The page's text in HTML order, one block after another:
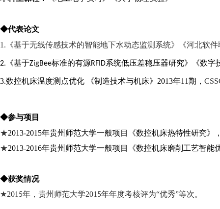
◆代表论文
1. 《基于无线传感技术的智能地下水动态监测系统》《河北软
2. 《基于ZigBee标准的有源RFID系统低压差稳压器研究》《数字
3.数控机床温度测点优化 《制造技术与机床》 2013年11期 ，
◆参与项目
★2013-2015年贵州师范大学一般项目《数控机床热特性研究》
★2013-2016年贵州师范大学一般项目《数控机床磨削工艺智能
◆获奖情况
★201 5年，贵州师范大学201 5年年度考核评为“优秀”等次。